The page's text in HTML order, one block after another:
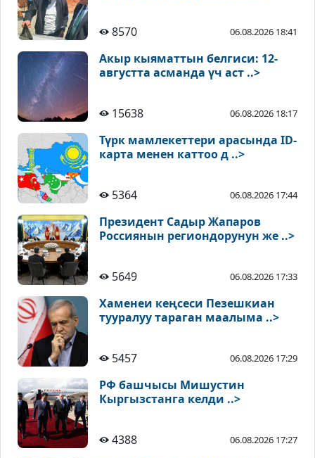
8570 06.08.2026 18:41
Акыр кыяматтын белгиси: 12-
августта асманда үч аст ..>
15638 06.08.2026 18:17
Түрк мамлекеттери арасында ID-
карта менен каттоо д ..>
5364 06.08.2026 17:44
Президент Садыр Жапаров
Россиянын региондорунун же ..>
5649 06.08.2026 17:33
Хаменеи кеңсеси Пезешкиан
тууралуу тараган маалыма ..>
5457 06.08.2026 17:29
РФ башчысы Мишустин
Кыргызстанга келди ..>
4388 06.08.2026 17:27